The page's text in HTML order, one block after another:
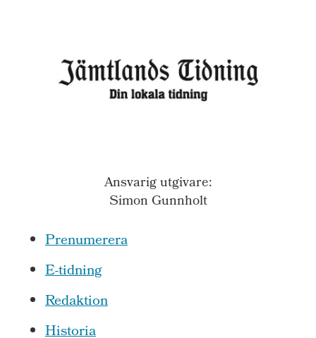
Ansvarig utgivare:
Simon Gunnholt
Prenumerera
E-tidning
Redaktion
Historia